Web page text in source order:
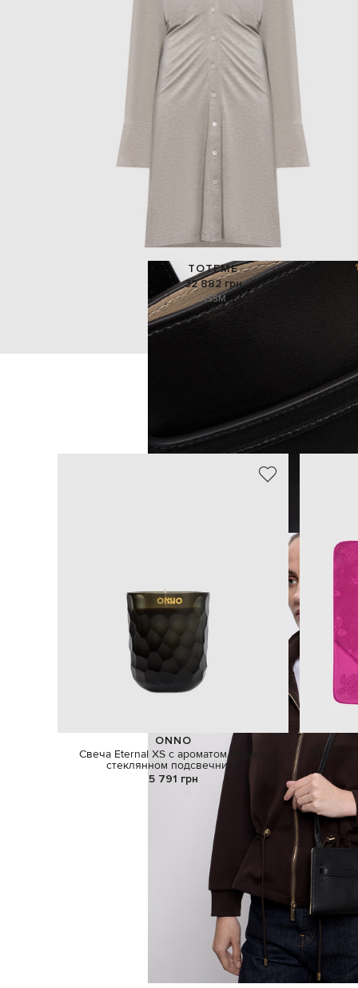
TOTEME
32 882 грн
XSSM
ONNO
Свеча Eternal ХS с ароматом Muse в
стеклянном подсвечнике
5 791 грн